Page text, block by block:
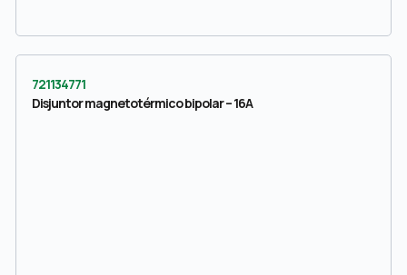
721134771
Disjuntor magnetotérmico bipolar – 16A